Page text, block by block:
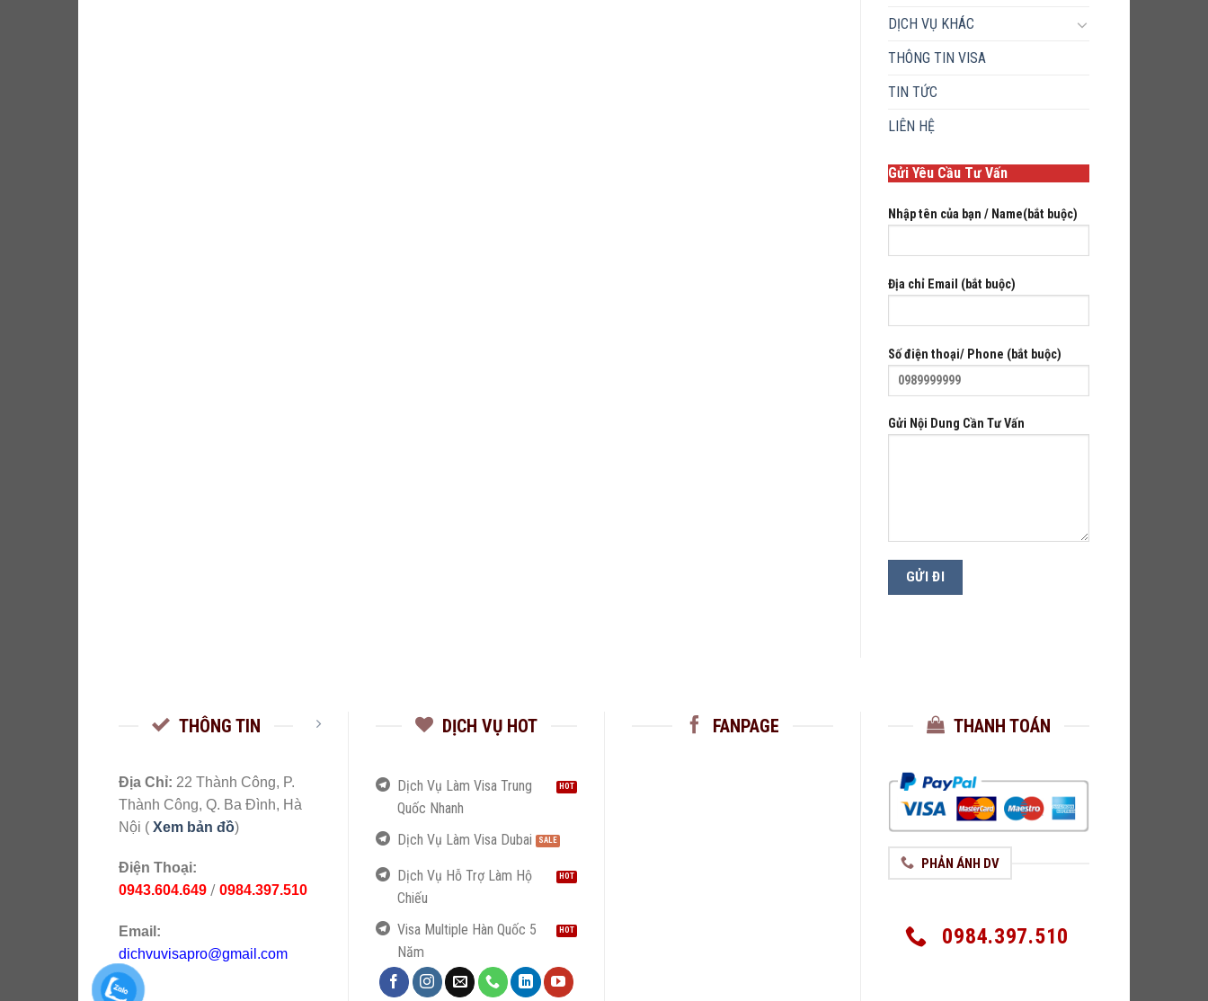
DỊCH VỤ KHÁC
THÔNG TIN VISA
TIN TỨC
LIÊN HỆ
Gửi Yêu Cầu Tư Vấn
Nhập tên của bạn / Name(bắt buộc)
Địa chỉ Email (bắt buộc)
Số điện thoại/ Phone (bắt buộc)
Gửi Nội Dung Cần Tư Vấn
THÔNG TIN
Địa Chỉ: 22 Thành Công, P.
Thành Công, Q. Ba Đình, Hà
Nội ( Xem bản đồ)
Điện Thoại:
0943.604.649 / 0984.397.510
Email:
dichvuvisapro@gmail.com
DỊCH VỤ HOT
Dịch Vụ Làm Visa Trung
Quốc Nhanh
Dịch Vụ Làm Visa Dubai
Dịch Vụ Hỗ Trợ Làm Hộ
Chiếu
Visa Multiple Hàn Quốc 5
Năm
FANPAGE THANH TOÁN
PHẢN ÁNH DV
0984.397.510